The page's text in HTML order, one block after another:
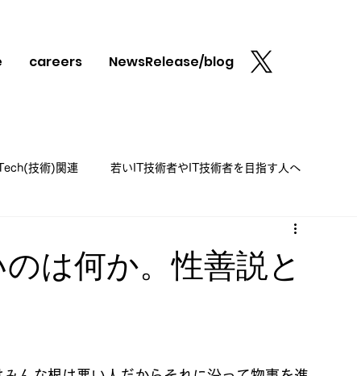
careers NewsRelease/blog
技術)関連 若いIT技術者やIT技術者を目指す人へ
は何か。性善説と